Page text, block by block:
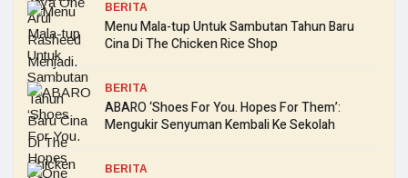
BERITA
Menu Mala-tup Untuk Sambutan Tahun Baru
Cina Di The Chicken Rice Shop
BERITA
ABARO ‘Shoes For You. Hopes For Them’:
Mengukir Senyuman Kembali Ke Sekolah
BERITA